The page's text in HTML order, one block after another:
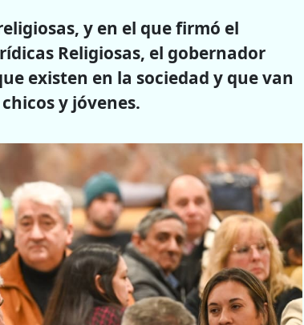
y en el que firmó el
Religiosas, el gobernador
existen en la sociedad y que van
y jóvenes.